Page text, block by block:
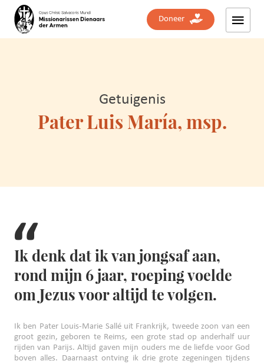
Doneer
Getuigenis
Pater Luis María, msp.
Ik denk dat ik van jongsaf aan,
rond mijn 6 jaar, roeping voelde
om Jezus voor altijd te volgen.
Ik ben Pater Louis-Marie Sallé uit Frankrijk, tweede zoon van een
groot gezin, geboren te Reims, een grote stad op anderhalf uur
rijden van Parijs. Altijd gaven mijn ouders me de liefde voor God
boven alles. Daarnaast ontving ik drie grote zegeningen tijdens